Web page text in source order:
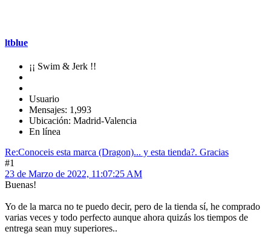
ltblue
¡¡ Swim & Jerk !!
Usuario
Mensajes: 1,993
Ubicación: Madrid-Valencia
En línea
Re:Conoceis esta marca (Dragon)... y esta tienda?. Gracias
#1
23 de Marzo de 2022, 11:07:25 AM
Buenas!
Yo de la marca no te puedo decir, pero de la tienda sí, he comprado
varias veces y todo perfecto aunque ahora quizás los tiempos de
entrega sean muy superiores..